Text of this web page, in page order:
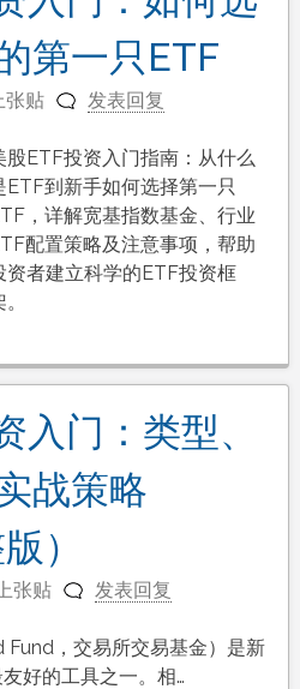
第一只ETF
张贴 发表回复
股ETF投资入门指南：从什么
ETF到新手如何选择第一只
，详解宽基指数基金、行业
配置策略及注意事项，帮助
资者建立科学的ETF投资框
入门：类型、
战策略
）
上张贴 发表回复
，交易所交易基金）是新
好的工具之一。相…